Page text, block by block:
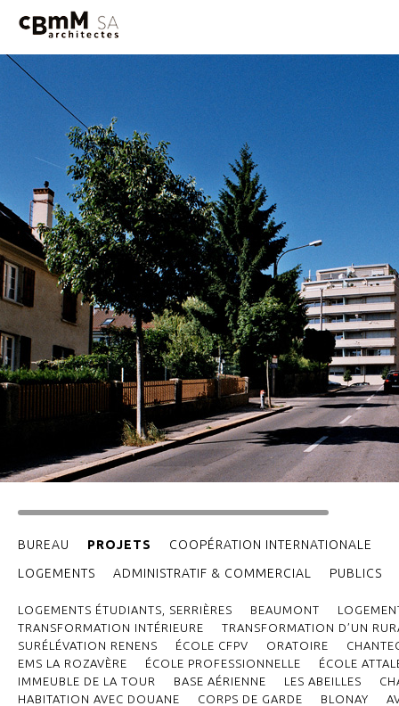
BUREAU
PROJETS
LOGEMENTS
ADMINISTRATIF & COMMERCIAL PUBLICS
LOGEMENTS ÉTUDIANTS, SERRIÈRES BEAUMONT
TRANSFORMATION INTÉRIEURE
TRANSFORMATION D’UN
SURÉLÉVATION RENENS
ÉCOLE CFPV ORATOIRE
EMS LA ROZAVÈRE
ÉCOLE PROFESSIONNELLE
ÉCOLE
IMMEUBLE DE LA TOUR
BASE AÉRIENNE LES ABEILLES
HABITATION AVEC DOUANE
CORPS DE GARDE BLONAY
COOPÉRATION INTERNATIONALE